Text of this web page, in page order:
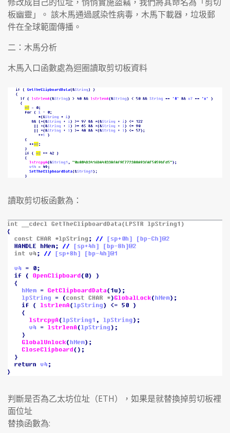
板幽靈」。 該木馬通過感染性病毒，木馬下載器，垃圾郵
件在全球範圍傳播。
二：木馬分析
木馬入口函數處為迴圈讀取剪切板資料
讀取剪切板函數為：
判斷是否為乙太坊位址（ETH），如果是就替換掉剪切板裡
面位址
替換函數為: